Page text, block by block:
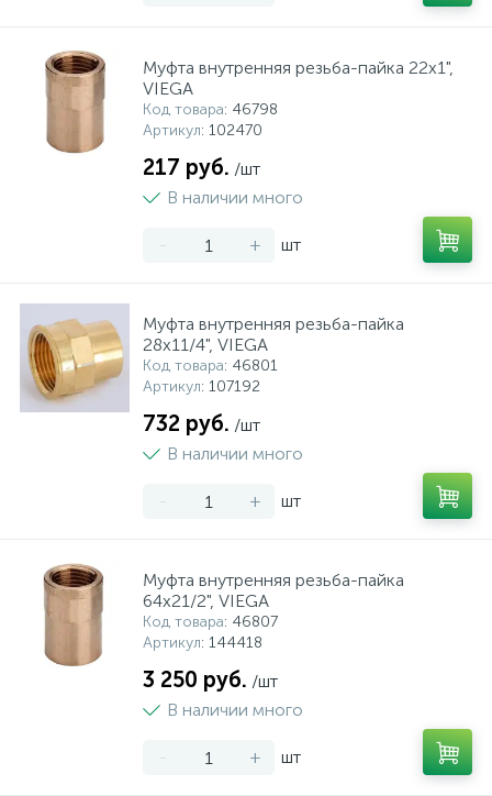
Муфта внутренняя резьба-пайка 22х1",
VIEGA
Код товара: 46798
Артикул: 102470
217 руб. /шт
В наличии много
- + шт
Муфта внутренняя резьба-пайка
28х11/4", VIEGA
Код товара: 46801
Артикул: 107192
732 руб. /шт
В наличии много
- + шт
Муфта внутренняя резьба-пайка
64х21/2", VIEGA
Код товара: 46807
Артикул: 144418
3 250 руб. /шт
В наличии много
- + шт